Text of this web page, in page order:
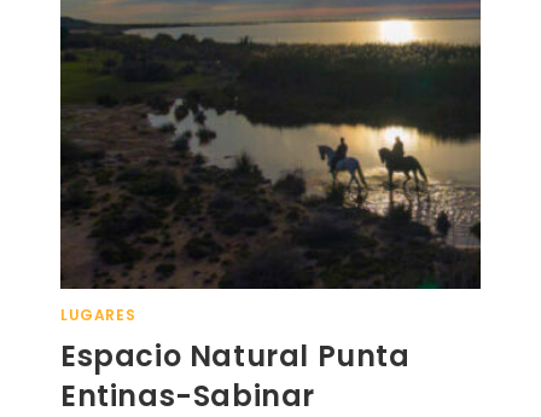
LUGARES
Espacio Natural Punta
Entinas-Sabinar